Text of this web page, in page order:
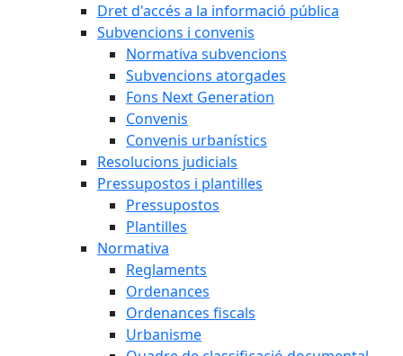
Dret d'accés a la informació pública
Subvencions i convenis
Normativa subvencions
Subvencions atorgades
Fons Next Generation
Convenis
Convenis urbanístics
Resolucions judicials
Pressupostos i plantilles
Pressupostos
Plantilles
Normativa
Reglaments
Ordenances
Ordenances fiscals
Urbanisme